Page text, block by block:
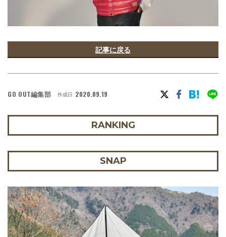
記事に戻る
GO OUT編集部 作成日 2020.09.19
RANKING
SNAP